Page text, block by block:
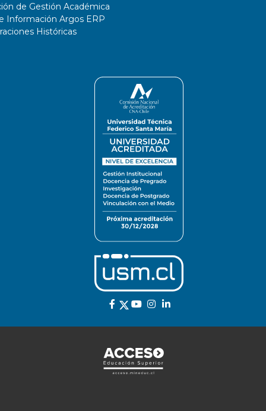
de Gestión Académica
Información Argos ERP
Históricas